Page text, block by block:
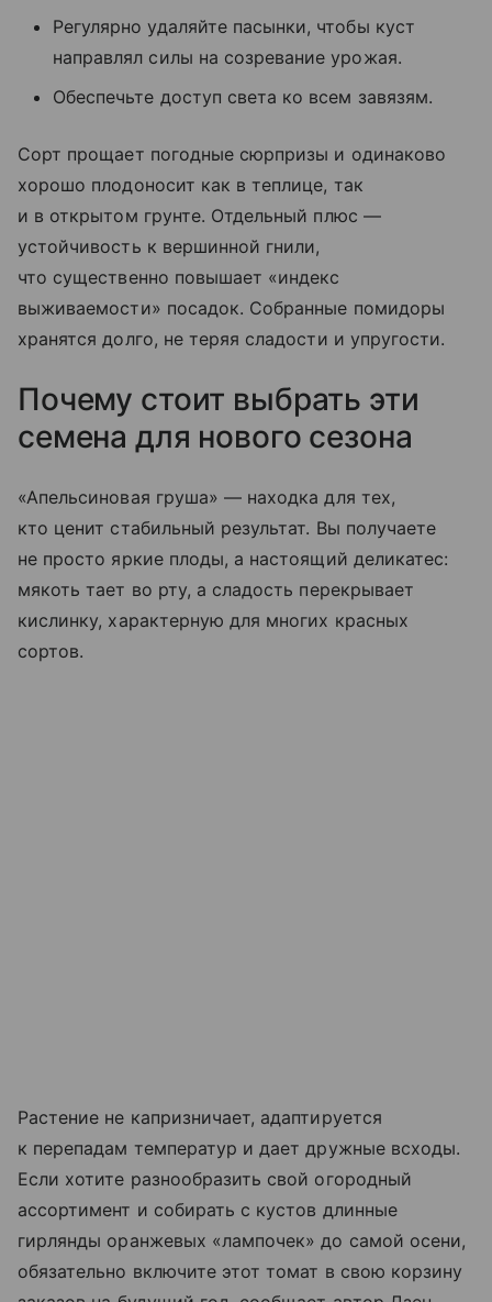
Регулярно удаляйте пасынки, чтобы куст
направлял силы на созревание урожая.
Обеспечьте доступ света ко всем завязям.
Сорт прощает погодные сюрпризы и одинаково
хорошо плодоносит как в теплице, так
и в открытом грунте. Отдельный плюс —
устойчивость к вершинной гнили,
что существенно повышает «индекс
выживаемости» посадок. Собранные помидоры
хранятся долго, не теряя сладости и упругости.
Почему стоит выбрать эти
семена для нового сезона
«Апельсиновая груша» — находка для тех,
кто ценит стабильный результат. Вы получаете
не просто яркие плоды, а настоящий деликатес:
мякоть тает во рту, а сладость перекрывает
кислинку, характерную для многих красных
сортов.
Растение не капризничает, адаптируется
к перепадам температур и дает дружные всходы.
Если хотите разнообразить свой огородный
ассортимент и собирать с кустов длинные
гирлянды оранжевых «лампочек» до самой осени,
обязательно включите этот томат в свою корзину